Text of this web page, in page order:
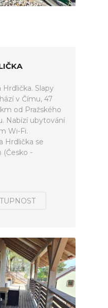
Slapy
v Čímu, 47
od Pražského
Nabízí ubytování
Wi-Fi.
Hrdlička se
(Česko -